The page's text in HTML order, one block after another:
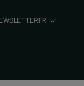
FR